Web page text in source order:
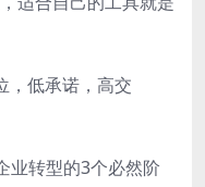
，低承诺，高交
业转型的3个必然阶